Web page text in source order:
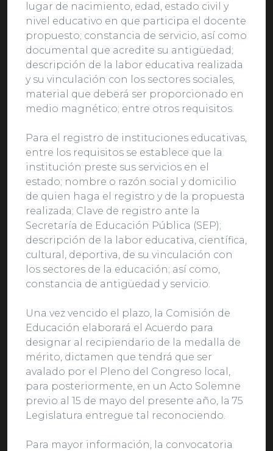
lugar de nacimiento, edad, estado civil y
nivel educativo en que participa el docente
propuesto; constancia de servicio, así como
documental que acredite su antigüedad;
descripción de la labor educativa realizada
y su vinculación con los sectores sociales,
material que deberá ser proporcionado en
medio magnético; entre otros requisitos.
Para el registro de instituciones educativas,
entre los requisitos se establece que la
institución preste sus servicios en el
estado; nombre o razón social y domicilio
de quien haga el registro y de la propuesta
realizada; Clave de registro ante la
Secretaría de Educación Pública (SEP);
descripción de la labor educativa, científica,
cultural, deportiva, de su vinculación con
los sectores de la educación; así como,
constancia de antigüedad y servicio.
Una vez vencido el plazo, la Comisión de
Educación elaborará el Acuerdo para
designar al recipiendario de la medalla de
mérito, dictamen que tendrá que ser
avalado por el Pleno del Congreso local,
para posteriormente, en un Acto Solemne
previo al 15 de mayo del presente año, la 75
Legislatura entregue tal reconociendo.
Para mayor información, la convocatoria